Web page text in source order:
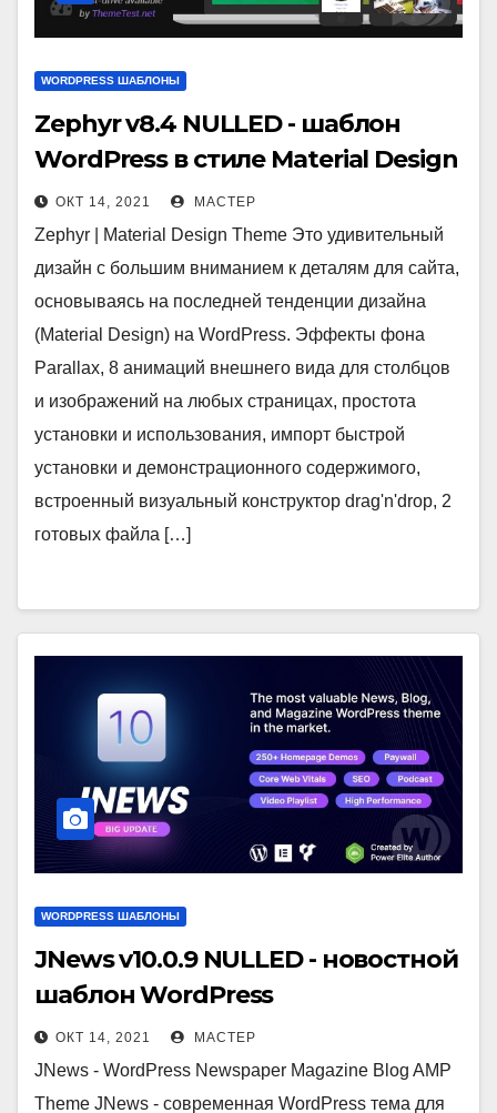
WORDPRESS ШАБЛОНЫ
Zephyr v8.4 NULLED - шаблон
WordPress в стиле Material Design
ОКТ 14, 2021 МАСТЕР
Zephyr | Material Design Theme Это удивительный
дизайн с большим вниманием к деталям для сайта,
основываясь на последней тенденции дизайна
(Material Design) на WordPress. Эффекты фона
Parallax, 8 анимаций внешнего вида для столбцов
и изображений на любых страницах, простота
установки и использования, импорт быстрой
установки и демонстрационного содержимого,
встроенный визуальный конструктор drag'n'drop, 2
готовых файла […]
WORDPRESS ШАБЛОНЫ
JNews v10.0.9 NULLED - новостной
шаблон WordPress
ОКТ 14, 2021 МАСТЕР
JNews - WordPress Newspaper Magazine Blog AMP
Theme JNews - современная WordPress тема для